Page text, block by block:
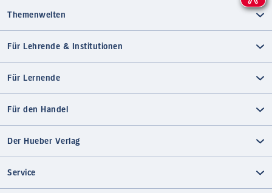
Themenwelten
Für Lehrende & Institutionen
Für Lernende
Für den Handel
Der Hueber Verlag
Service